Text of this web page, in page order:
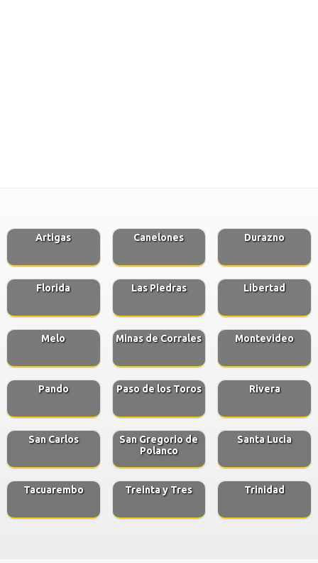
Artigas Canelones Durazno
Florida Las Piedras Libertad
Melo Minas de Corrales Montevideo
Pando Paso de los Toros Rivera
San Carlos
San Gregorio de
Polanco
Santa Lucia
Tacuarembo Treinta y Tres Trinidad